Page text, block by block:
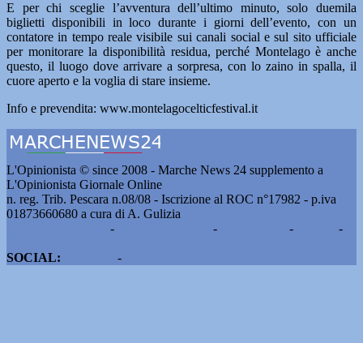
E per chi sceglie l’avventura dell’ultimo minuto, solo duemila
biglietti disponibili in loco durante i giorni dell’evento, con un
contatore in tempo reale visibile sui canali social e sul sito ufficiale
per monitorare la disponibilità residua, perché Montelago è anche
questo, il luogo dove arrivare a sorpresa, con lo zaino in spalla, il
cuore aperto e la voglia di stare insieme.
Info e prevendita: www.montelagocelticfestival.it
L'Opinionista © since 2008 - Marche News 24 supplemento a
L'Opinionista Giornale Online
n. reg. Trib. Pescara n.08/08 - Iscrizione al ROC n°17982 - p.iva
01873660680 a cura di A. Gulizia
- - -
-
SOCIAL:
-